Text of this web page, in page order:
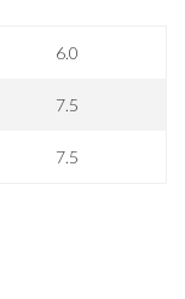
6.0
7.5
7.5